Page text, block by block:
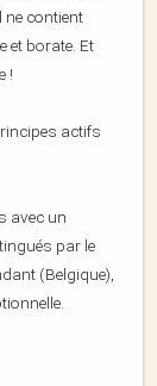
ne contient
et borate. Et
!
actifs
avec un
par le
(Belgique),